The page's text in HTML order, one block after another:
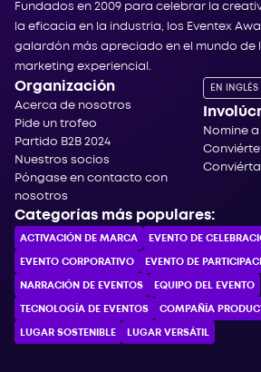
Fundados en 2009 para celebrar la
la eficacia en la industria, los Eventex
galardón más apreciado en el mundo de
marketing experiencial.
Organización
Acerca de nosotros
Pide un trofeo
Partido B2B 2024
Nuestros socios
Póngase en contacto con
nosotros
EN INGLÉS
Nomine a
Categorías más populares:
ACTIVACIÓN DE MARCA EVENTO DE
EVENTO CORPORATIVO EVENTO DE
NARRACIÓN DE EVENTOS EQUIPO DEL EVENTO
TECNOLOGÍA DE EVENTOS COMPAÑÍA
LUGAR SOSTENIBLE LUGAR VERSÁTIL